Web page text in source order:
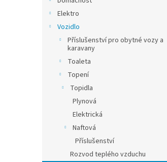
Elektro
Vozidlo
Příslušenství pro obytné vozy a
karavany
Toaleta
Topení
Topidla
Plynová
Elektrická
Naftová
Příslušenství
Rozvod teplého vzduchu